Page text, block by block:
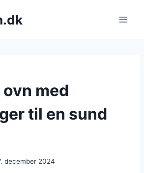
med
til en sund
december 2024